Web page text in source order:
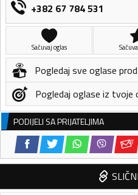
+382 67 784 531
Sačuvaj oglas
Pogledaj sve oglase
Pogledaj oglase iz tvoje
PODIJELI SA PRIJATELJIMA